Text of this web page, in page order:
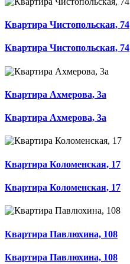
Квартира Чистопольская, 74
Квартира Чистопольская, 74
Квартира Ахмерова, 3а
Квартира Ахмерова, 3а
Квартира Коломенская, 17
Квартира Коломенская, 17
Квартира Павлюхина, 108
Квартира Павлюхина, 108